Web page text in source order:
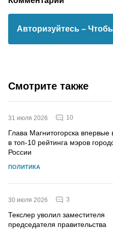
Авторизуйтесь –
Смотрите также
31 июля 2026 10
Глава Магнитогорска впервые
в топ-10 рейтинга мэров
России
ПОЛИТИКА
30 июля 2026 3
Текслер уволил заместителя
председателя правительства